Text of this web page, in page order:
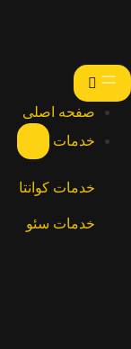
صفحه اصلی
خدمات
خدمات کوانتا
خدمات سئو